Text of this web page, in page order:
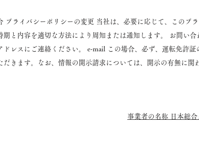
プライバシーポリシーの変更 当社は、必要に応じて、このプ
と内容を適切な方法により周知または通知します。 お問い
レスにご連絡ください。 e-mail この場合、必ず、運転免許証
きます。なお、情報の開示請求については、開示の有無に関
事業者の名称 日本総合